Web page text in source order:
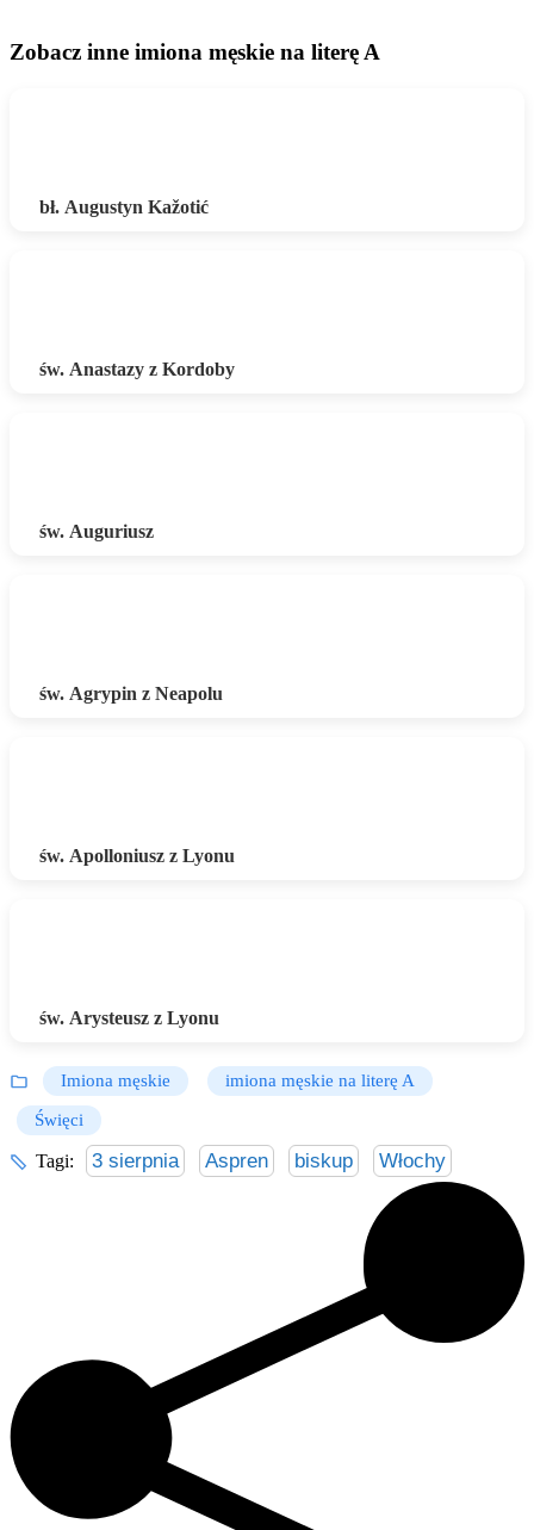
Zobacz inne imiona męskie na literę A
bł. Augustyn Kažotić
św. Anastazy z Kordoby
św. Auguriusz
św. Agrypin z Neapolu
św. Apolloniusz z Lyonu
św. Arysteusz z Lyonu
Imiona męskie imiona męskie na literę A
Święci
Tagi: 3 sierpnia Aspren biskup Włochy